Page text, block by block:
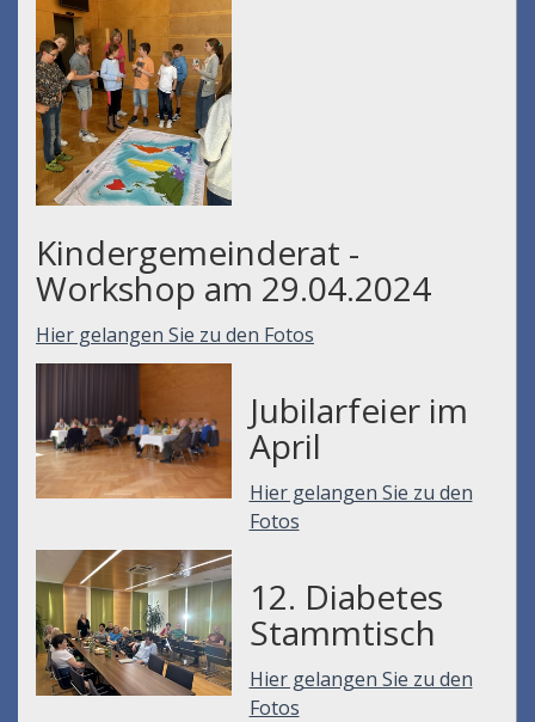
Kindergemeinderat -
Workshop am 29.04.2024
Hier gelangen Sie zu den Fotos
Jubilarfeier im
April
Hier gelangen Sie zu den
Fotos
12. Diabetes
Stammtisch
Hier gelangen Sie zu den
Fotos